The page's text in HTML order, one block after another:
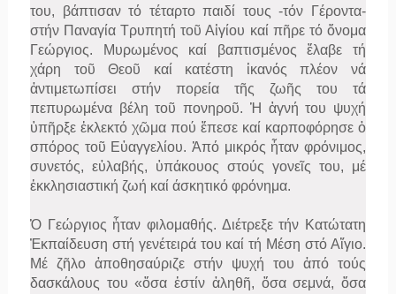
του, βάπτισαν τό τέταρτο παιδί τους -τόν Γέροντα-
στήν Παναγία Τρυπητή τοῦ Αἰγίου καί πῆρε τό ὄνομα
Γεώργιος. Μυρωμένος καί βαπτισμένος ἔλαβε τή
χάρη τοῦ Θεοῦ καί κατέστη ἱκανός πλέον νά
ἀντιμετωπίσει στήν πορεία τῆς ζωῆς του τά
πεπυρωμένα βέλη τοῦ πονηροῦ. Ἡ ἁγνή του ψυχή
ὑπῆρξε ἐκλεκτό χῶμα πού ἔπεσε καί καρποφόρησε ὁ
σπόρος τοῦ Εὐαγγελίου. Ἀπό μικρός ἦταν φρόνιμος,
συνετός, εὐλαβής, ὑπάκουος στούς γονεῖς του, μέ
ἐκκλησιαστική ζωή καί άσκητικό φρόνημα.
Ὁ Γεώργιος ἦταν φιλομαθής. Διέτρεξε τήν Κατώτατη
Ἐκπαίδευση στή γενέτειρά του καί τή Μέση στό Αἴγιο.
Μέ ζῆλο ἀποθησαύριζε στήν ψυχή του ἀπό τούς
δασκάλους του «ὅσα ἐστίν ἀληθῆ, ὅσα σεμνά, ὅσα